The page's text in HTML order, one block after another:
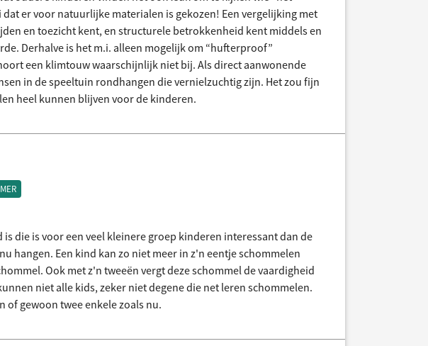
er voor natuurlijke materialen is gekozen! Een vergelijking met
en toezicht kent, en structurele betrokkenheid kent middels en
Derhalve is het m.i. alleen mogelijk om “hufterproof”
een klimtouw waarschijnlijk niet bij. Als direct aanwonende
in de speeltuin rondhangen die vernielzuchtig zijn. Het zou fijn
heel kunnen blijven voor de kinderen.
die is voor een veel kleinere groep kinderen interessant dan de
hangen. Een kind kan zo niet meer in z'n eentje schommelen
Ook met z'n tweeën vergt deze schommel de vaardigheid
niet alle kids, zeker niet degene die net leren schommelen.
of gewoon twee enkele zoals nu.